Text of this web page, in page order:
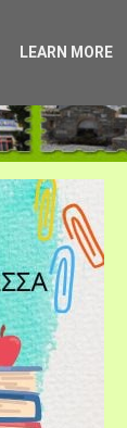
LEARN MORE